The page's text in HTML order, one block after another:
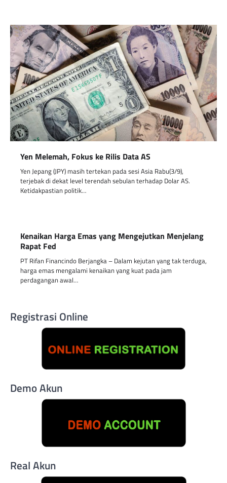
Yen Melemah, Fokus ke Rilis Data AS
Yen Jepang (JPY) masih tertekan pada sesi Asia Rabu(3/9),
terjebak di dekat level terendah sebulan terhadap Dolar AS.
Ketidakpastian politik…
Kenaikan Harga Emas yang Mengejutkan Menjelang
Rapat Fed
PT Rifan Financindo Berjangka – Dalam kejutan yang tak terduga,
harga emas mengalami kenaikan yang kuat pada jam
perdagangan awal…
Registrasi Online
Demo Akun
Real Akun